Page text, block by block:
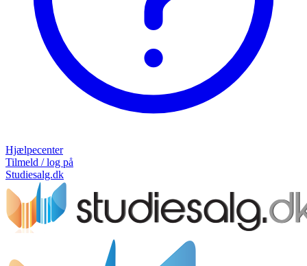
Hjælpecenter
Tilmeld / log på
Studiesalg.dk